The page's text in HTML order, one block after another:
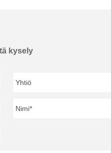
kysely